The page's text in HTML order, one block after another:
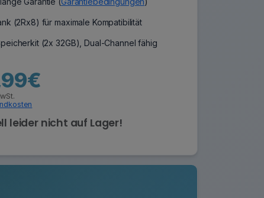
(2Rx8) für maximale Kompatibilität
(2x 32GB), Dual-Channel fähig
leider nicht auf Lager!